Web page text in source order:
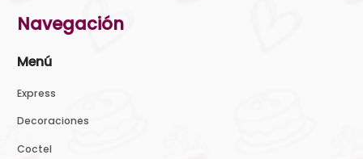
Navegación
Menú
Express
Decoraciones
Coctel